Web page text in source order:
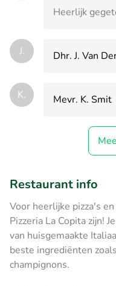
Heerlijk
J. Dhr. J. Van
K. Mevr. K. Smit
Restaurant info
Voor heerlijke pizza's
Pizzeria La Copita zijn!
van huisgemaakte
beste ingrediënten
champignons.